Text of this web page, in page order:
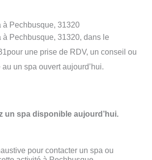
à Pechbusque, 31320
à Pechbusque, 31320, dans le
une prise de RDV, un conseil ou
un spa ouvert aujourd’hui.
un spa disponible aujourd’hui.
pour contacter un spa ou